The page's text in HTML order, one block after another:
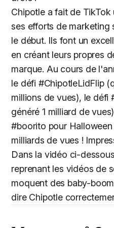
Chipotle a fait de
ses efforts de marketing
le début. Ils font un
en créant leurs propres
marque. Au cours de
le défi #ChipotleLidFlip
millions de vues), le défi
généré 1 milliard de
#boorito pour
milliards de vues !
Dans la vidéo ci-
reprenant les vidéos de
moquent des baby-
dire Chipotle